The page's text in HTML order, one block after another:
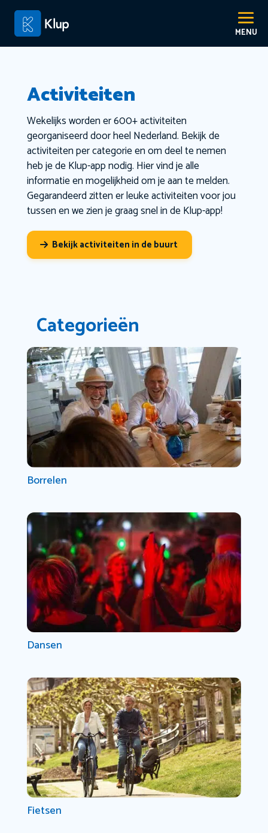
Activiteiten
Wekelijks worden er 600+ activiteiten
georganiseerd door heel Nederland. Bekijk de
activiteiten per categorie en om deel te nemen
heb je de Klup-app nodig. Hier vind je alle
informatie en mogelijkheid om je aan te melden.
Gegarandeerd zitten er leuke activiteiten voor jou
tussen en we zien je graag snel in de Klup-app!
Bekijk activiteiten in de buurt
Categorieën
Borrelen
Dansen
Fietsen